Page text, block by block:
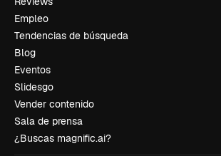
Empleo
Tendencias de búsqueda
Blog
Eventos
Slidesgo
Vender contenido
Sala de prensa
¿Buscas magnific.ai?